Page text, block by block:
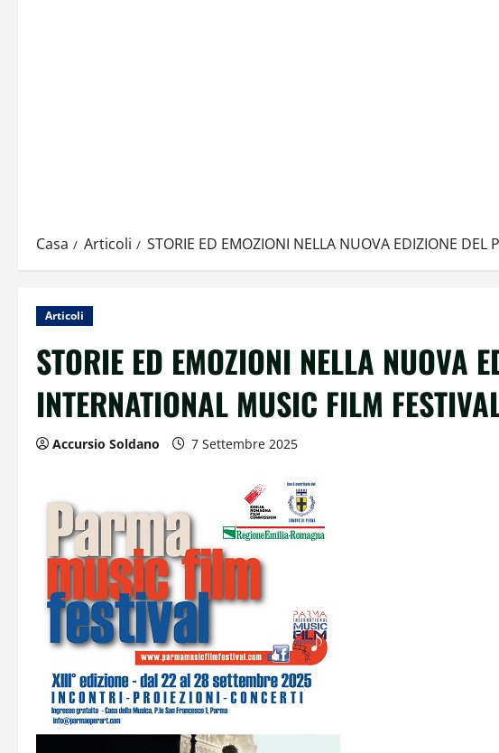
Casa Articoli STORIE ED EMOZIONI NELLA NUOVA EDIZIONE DEL
Articoli
STORIE ED EMOZIONI NELLA NUOVA
INTERNATIONAL MUSIC FILM
Accursio Soldano 7 Settembre 2025